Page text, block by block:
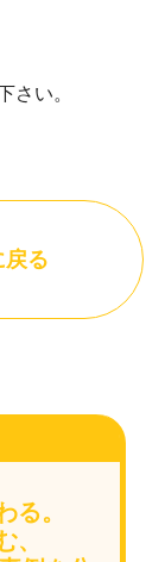
さい。
戻る
る。
、